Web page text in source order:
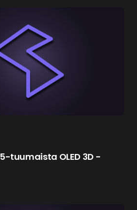
tuumaista OLED 3D -